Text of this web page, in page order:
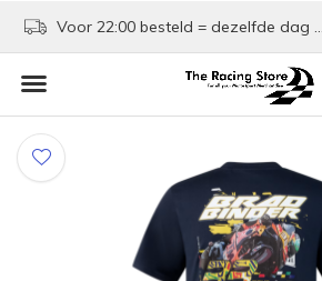
Voor 22:00 besteld = dezelfde dag verzonden!